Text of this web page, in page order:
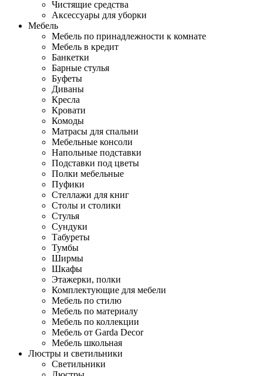
Чистящие средства
Аксессуары для уборки
Мебель
Мебель по принадлежности к комнате
Мебель в кредит
Банкетки
Барные стулья
Буфеты
Диваны
Кресла
Кровати
Комоды
Матрасы для спальни
Мебельные консоли
Напольные подставки
Подставки под цветы
Полки мебельные
Пуфики
Стеллажи для книг
Столы и столики
Стулья
Сундуки
Табуреты
Тумбы
Ширмы
Шкафы
Этажерки, полки
Комплектующие для мебели
Мебель по стилю
Мебель по материалу
Мебель по коллекции
Мебель от Garda Decor
Мебель школьная
Люстры и светильники
Светильники